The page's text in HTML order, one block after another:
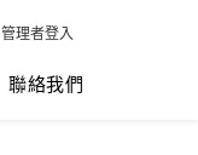
管理者登入
聯絡我們